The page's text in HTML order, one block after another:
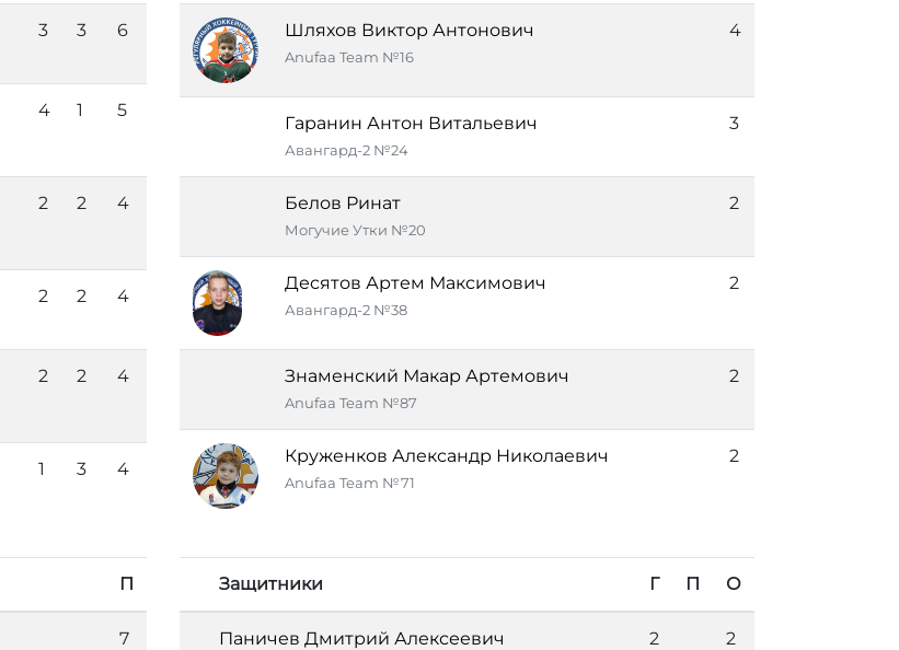
3 3 6
4 1 5
2 2 4
2 2 4
2 2 4
1 3 4
Шляхов Виктор Антонович
Anufaa Team №16
4
Гаранин Антон Витальевич
Авангард-2 №24
3
Белов Ринат
Могучие Утки №20
2
Десятов Артем Максимович
Авангард-2 №38
2
Знаменский Макар Артемович
Anufaa Team №87
2
Круженков Александр Николаевич
Anufaa Team №71
2
П
7
Защитники Г П О
Паничев Дмитрий Алексеевич 2 2